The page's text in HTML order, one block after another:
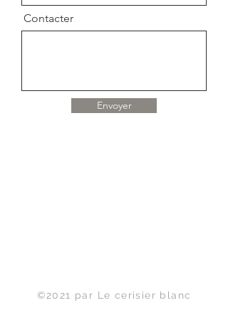
Contacter
Envoyer
©2021 par Le cerisier blanc